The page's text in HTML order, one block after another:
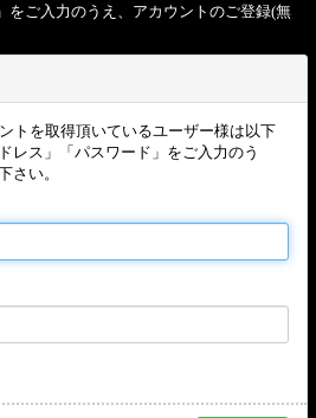
をご入力のうえ、アカウントのご登録(無
トを取得頂いているユーザー様は以下
レス」「パスワード」をご入力のう
さい。